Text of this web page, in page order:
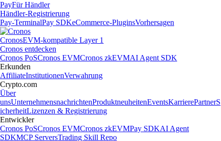
PayFür Händler
Händler-Registrierung
Pay-TerminalPay SDKeCommerce-PluginsVorhersagen
CronosEVM-kompatible Layer 1
Cronos entdecken
Cronos PoSCronos EVMCronos zkEVMAI Agent SDK
Erkunden
AffiliateInstitutionenVerwahrung
Crypto.com
Über
unsUnternehmensnachrichtenProduktneuheitenEventsKarrierePartnerS
icherheitLizenzen & Registrierung
Entwickler
Cronos PoSCronos EVMCronos zkEVMPay SDKAI Agent
SDKMCP ServersTrading Skill Repo